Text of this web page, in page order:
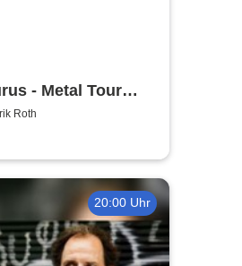
- Metal Tour
Roth
20:00 Uhr